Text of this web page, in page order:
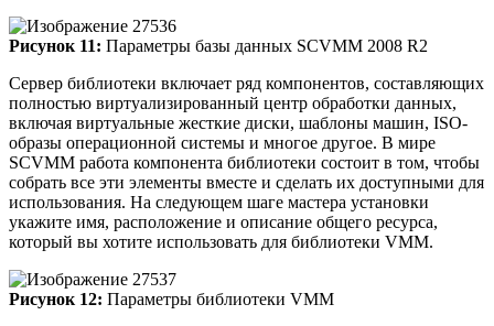
Рисунок 11: Параметры базы данных SCVMM 2008 R2
Сервер библиотеки включает ряд компонентов, составляющих
полностью виртуализированный центр обработки данных,
включая виртуальные жесткие диски, шаблоны машин, ISO-
образы операционной системы и многое другое. В мире
SCVMM работа компонента библиотеки состоит в том, чтобы
собрать все эти элементы вместе и сделать их доступными для
использования. На следующем шаге мастера установки
укажите имя, расположение и описание общего ресурса,
который вы хотите использовать для библиотеки VMM.
Рисунок 12: Параметры библиотеки VMM